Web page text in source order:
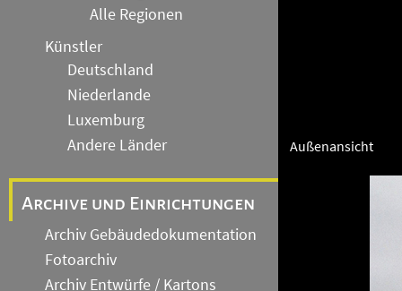
Alle Regionen
Künstler
Deutschland
Niederlande
Luxemburg
Andere Länder
Archive und Einrichtungen
Archiv Gebäudedokumentation
Fotoarchiv
Archiv Entwürfe / Kartons
Außenansicht